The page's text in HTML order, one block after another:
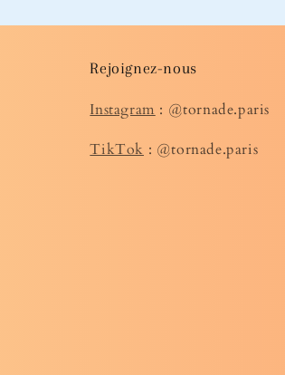
Rejoignez-nous
Instagram : @tornade.paris
TikTok : @tornade.paris